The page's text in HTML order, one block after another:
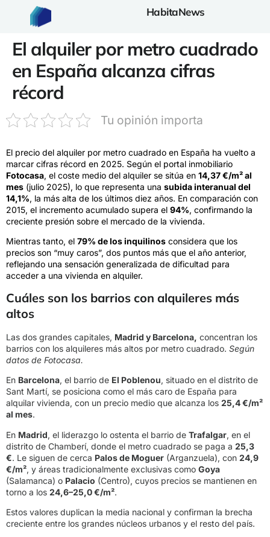
HabitaNews
El alquiler por metro cuadrado
en España alcanza cifras
récord
Tu opinión importa
El precio del alquiler por metro cuadrado en España ha vuelto a
marcar cifras récord en 2025. Según el portal inmobiliario
Fotocasa, el coste medio del alquiler se sitúa en 14,37 €/m² al
mes (julio 2025), lo que representa una subida interanual del
14,1%, la más alta de los últimos diez años. En comparación con
2015, el incremento acumulado supera el 94%, confirmando la
creciente presión sobre el mercado de la vivienda.
Mientras tanto, el 79% de los inquilinos considera que los
precios son “muy caros”, dos puntos más que el año anterior,
reflejando una sensación generalizada de dificultad para
acceder a una vivienda en alquiler.
Cuáles son los barrios con alquileres más
altos
Las dos grandes capitales, Madrid y Barcelona, concentran los
barrios con los alquileres más altos por metro cuadrado. Según
datos de Fotocasa.
En Barcelona, el barrio de El Poblenou, situado en el distrito de
Sant Martí, se posiciona como el más caro de España para
alquilar vivienda, con un precio medio que alcanza los 25,4 €/m²
al mes.
En Madrid, el liderazgo lo ostenta el barrio de Trafalgar, en el
distrito de Chamberí, donde el metro cuadrado se paga a 25,3
€. Le siguen de cerca Palos de Moguer (Arganzuela), con 24,9
€/m², y áreas tradicionalmente exclusivas como Goya
(Salamanca) o Palacio (Centro), cuyos precios se mantienen en
torno a los 24,6–25,0 €/m².
Estos valores duplican la media nacional y confirman la brecha
creciente entre los grandes núcleos urbanos y el resto del país.